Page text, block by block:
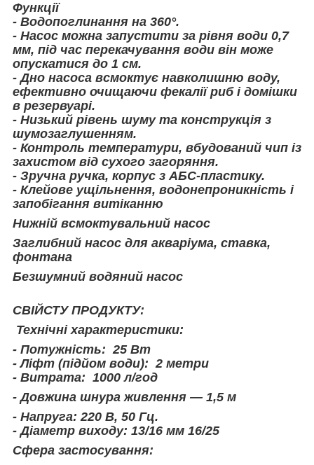
Функції
- Водопоглинання на 360°.
- Насос можна запустити за рівня води 0,7
мм, під час перекачування води він може
опускатися до 1 см.
- Дно насоса всмоктує навколишню воду,
ефективно очищаючи фекалії риб і домішки
в резервуарі.
- Низький рівень шуму та конструкція з
шумозаглушенням.
- Контроль температури, вбудований чип із
захистом від сухого загоряння.
- Зручна ручка, корпус з АБС-пластику.
- Клейове ущільнення, водонепроникність і
запобігання витіканню
Нижній всмоктувальний насос
Заглибний насос для акваріума, ставка,
фонтана
Безшумний водяний насос
СВІЙСТУ ПРОДУКТУ:
Технічні характеристики:
- Потужність: 25 Вт
- Ліфт (підйом води): 2 метри
- Витрата: 1000 л/год
- Довжина шнура живлення — 1,5 м
- Напруга: 220 В, 50 Гц.
- Діаметр виходу: 13/16 мм 16/25
Сфера застосування: